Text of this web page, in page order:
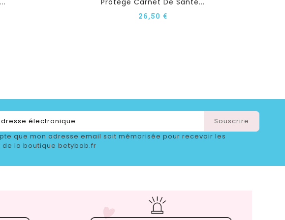
Protège Carnet De Santé...
26,50 €
que mon adresse email soit mémorisée pour recevoir les
de la boutique betybab.fr